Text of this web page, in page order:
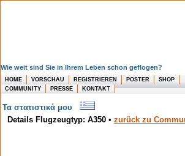
Wie weit sind Sie in Ihrem Leben schon geflogen?
HOME VORSCHAU REGISTRIEREN POSTER
SHOP
COMMUNITY
PRESSE KONTAKT
Τα στατιστικά μου
Details Flugzeugtyp: A350 • zurück zu